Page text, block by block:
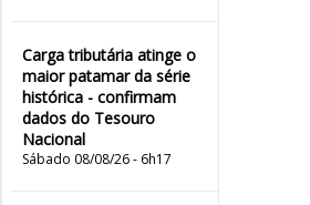
Carga tributária atinge o
maior patamar da série
histórica - confirmam
dados do Tesouro
Nacional
Sábado 08/08/26 - 6h17